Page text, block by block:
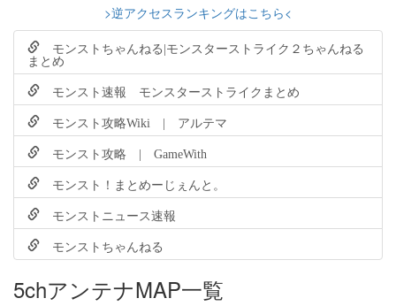
>逆アクセスランキングはこちら<
モンストちゃんねる|モンスターストライク２ちゃんねる
まとめ
モンスト速報 モンスターストライクまとめ
モンスト攻略Wiki | アルテマ
モンスト攻略 | GameWith
モンスト！まとめーじぇんと。
モンストニュース速報
モンストちゃんねる
5chアンテナMAP一覧